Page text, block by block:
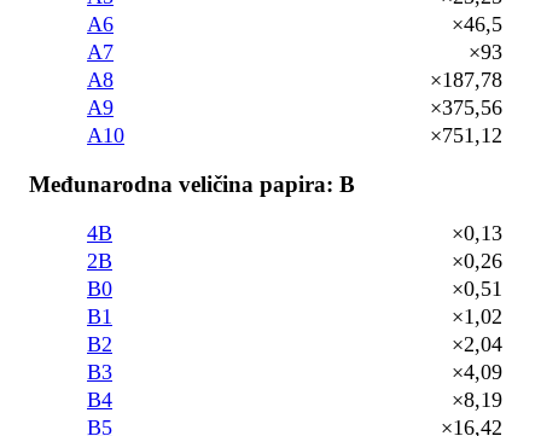
A6
×46,5
A7
×93
A8
×187,78
A9
×375,56
A10
×751,12
Međunarodna veličina papira: B
4B
×0,13
2B
×0,26
B0
×0,51
B1
×1,02
B2
×2,04
B3
×4,09
B4
×8,19
B5
×16,42